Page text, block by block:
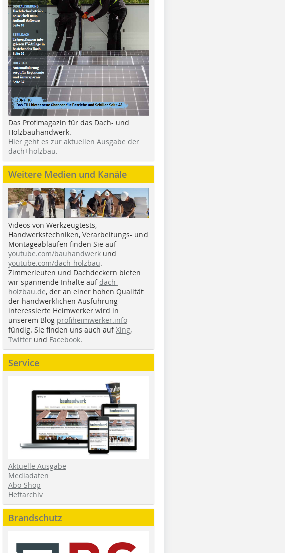
Das Profimagazin für das Dach- und
Holzbauhandwerk.
Hier geht es zur aktuellen Ausgabe der
dach+holzbau.
Weitere Medien und Kanäle
Videos von Werkzeugtests,
Handwerkstechniken, Verarbeitungs- und
Montageabläufen finden Sie auf
youtube.com/bauhandwerk und
youtube.com/dach-holzbau.
Zimmerleuten und Dachdeckern bieten
wir spannende Inhalte auf dach-
holzbau.de, der an einer hohen Qualität
der handwerklichen Ausführung
interessierte Heimwerker wird in
unserem Blog profiheimwerker.info
fündig. Sie finden uns auch aufXing,
Twitter und Facebook.
Service
Aktuelle Ausgabe
Mediadaten
Abo-Shop
Heftarchiv
Brandschutz